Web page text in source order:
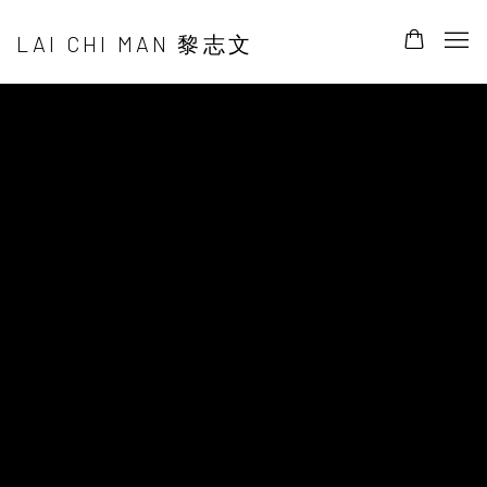
LAI CHI MAN 黎志文